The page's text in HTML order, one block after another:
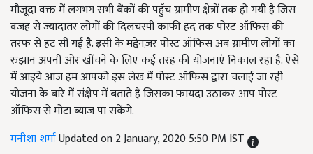
मौजूदा वक्त में लगभग सभी बैंकों की पहुँच ग्रामीण क्षेत्रों तक हो गयी है जिस
वजह से ज्यादातर लोगों की दिलचस्पी काफी हद तक पोस्ट ऑफिस की
तरफ से हट सी गई है. इसी के मद्देनज़र पोस्ट ऑफिस अब ग्रामीण लोगों का
रुझान अपनी ओर खींचने के लिए कई तरह की योजनाएं निकाल रहा है. ऐसे
में आइये आज हम आपको इस लेख में पोस्ट ऑफिस द्वारा चलाई जा रही
योजना के बारे में संक्षेप में बताते हैं जिसका फ़ायदा उठाकर आप पोस्ट
ऑफिस से मोटा ब्याज पा सकेंगे.
मनीशा शर्माUpdated on 2 January, 2020 5:50 PM IST